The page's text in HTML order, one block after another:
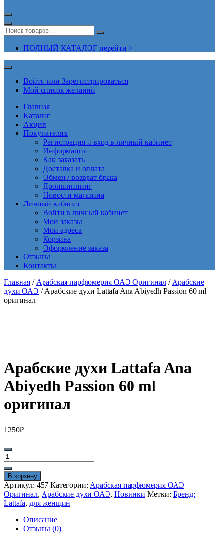
ПОЛНЫЙ КАТАЛОГ перейти >
Войти или Зарегистрироваться
Мой список желаний
Главная
Каталог
Акции
Покупателям
Регистрация и вход в личный кабинет
Информация
Как заказать
Доставка и оплата
Обмен / возврат брака
Дропшиппинг
Новости магазина
Личный кабинет
Войти в личный кабинет
Мои заказы
Мои адреса
Корзина
Оформление заказа
Отзывы
Контакты
Главная / Арабская парфюмерия ОАЭ Оригинал / Арабские
духи ОАЭ / Арабские духи Lattafa Ana Abiyedh Passion 60 ml
оригинал
Арабские духи Lattafa Ana
Abiyedh Passion 60 ml
оригинал
1250₽
Количество
товара
Арабские
духи
Lattafa
Ana
Abiyedh
Passion
В корзину
Артикул: 457 Категории: Арабская парфюмерия ОАЭ
Оригинал, Арабские духи ОАЭ, Новинки Метки: Бренд:
Lattafa, для женщин
Описание
Отзывы (0)